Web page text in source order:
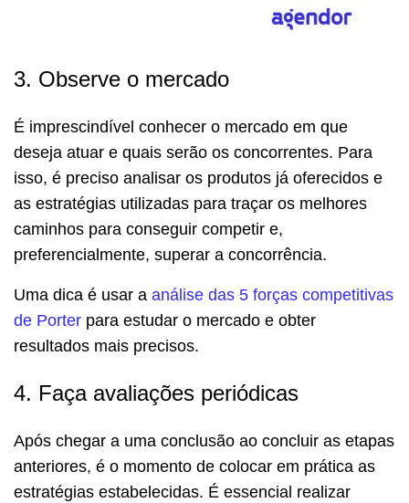
3. Observe o mercado
É imprescindível conhecer o mercado em que
deseja atuar e quais serão os concorrentes. Para
isso, é preciso analisar os produtos já oferecidos e
as estratégias utilizadas para traçar os melhores
caminhos para conseguir competir e,
preferencialmente, superar a concorrência.
Uma dica é usar a análise das 5 forças competitivas
de Porter para estudar o mercado e obter
resultados mais precisos.
4. Faça avaliações periódicas
Após chegar a uma conclusão ao concluir as etapas
anteriores, é o momento de colocar em prática as
estratégias estabelecidas. É essencial realizar